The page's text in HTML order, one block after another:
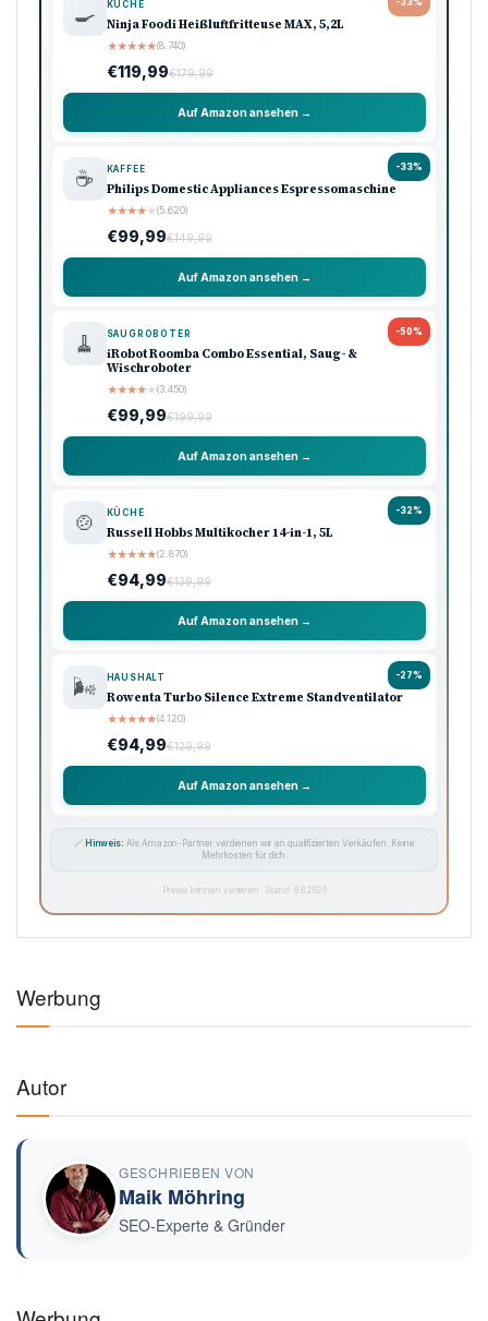
🍳 KÜCHE
Ninja Foodi Heißluftfritteuse MAX, 5,2L
★★★★★(8.740)
€119,99€179,99
Auf Amazon ansehen →
-33%
☕ KAFFEE
Philips Domestic Appliances Espressomaschine
★★★★★(5.620)
€99,99€149,99
Auf Amazon ansehen →
-50%
🧹 SAUGROBOTER
iRobot Roomba Combo Essential, Saug- &
Wischroboter
★★★★★(3.450)
€99,99€199,99
Auf Amazon ansehen →
-32%
🍲 KÜCHE
Russell Hobbs Multikocher 14-in-1, 5L
★★★★★(2.870)
€94,99€139,99
Auf Amazon ansehen →
-27%
🌬️ HAUSHALT
Rowenta Turbo Silence Extreme Standventilator
★★★★★(4.120)
€94,99€129,99
Auf Amazon ansehen →
🔗 Hinweis: Als Amazon-Partner verdienen wir an qualifizierten Verkäufen. Keine
Mehrkosten für dich.
Preise können variieren · Stand: 8.8.2026
Werbung
Autor
GESCHRIEBEN VON
Maik Möhring
SEO-Experte & Gründer